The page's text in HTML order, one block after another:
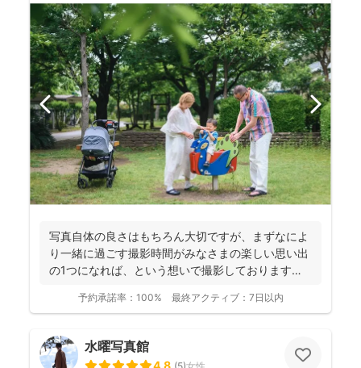
写真自体の良さはもちろん大切ですが、まずなによ
り一緒に過ごす撮影時間がみなさまの楽しい思い出
の1つになれば、という想いで撮影しております！
予約承諾率： 100% 最終アクティブ： 7日以内
水曜写真館
4.8